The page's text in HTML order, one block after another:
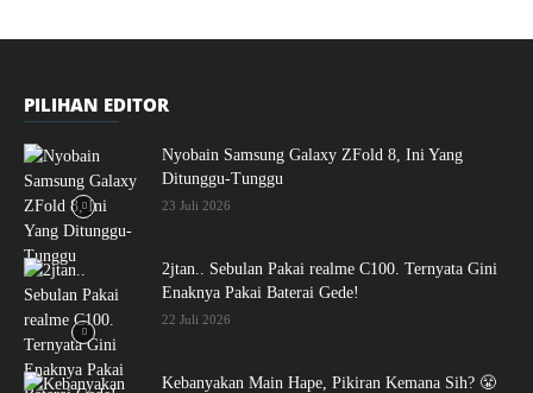
PILIHAN EDITOR
Nyobain Samsung Galaxy ZFold 8, Ini Yang
Ditunggu-Tunggu
23 Juli 2026
2jtan.. Sebulan Pakai realme C100. Ternyata Gini
Enaknya Pakai Baterai Gede!
22 Juli 2026
Kebanyakan Main Hape, Pikiran Kemana Sih? 😤